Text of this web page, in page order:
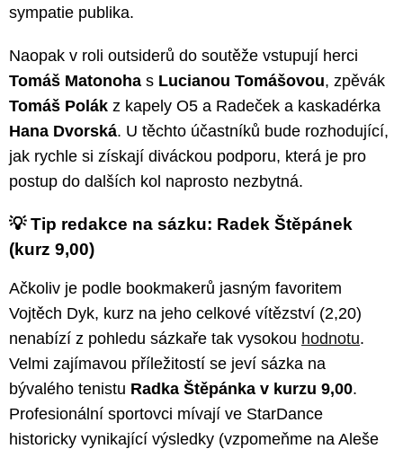
sympatie publika.
Naopak v roli outsiderů do soutěže vstupují herci
Tomáš Matonoha s Lucianou Tomášovou, zpěvák
Tomáš Polák z kapely O5 a Radeček a kaskadérka
Hana Dvorská. U těchto účastníků bude rozhodující,
jak rychle si získají diváckou podporu, která je pro
postup do dalších kol naprosto nezbytná.
💡 Tip redakce na sázku: Radek Štěpánek
(kurz 9,00)
Ačkoliv je podle bookmakerů jasným favoritem
Vojtěch Dyk, kurz na jeho celkové vítězství (2,20)
nenabízí z pohledu sázkaře tak vysokou hodnotu.
Velmi zajímavou příležitostí se jeví sázka na
bývalého tenistu Radka Štěpánka v kurzu 9,00.
Profesionální sportovci mívají ve StarDance
historicky vynikající výsledky (vzpomeňme na Aleše